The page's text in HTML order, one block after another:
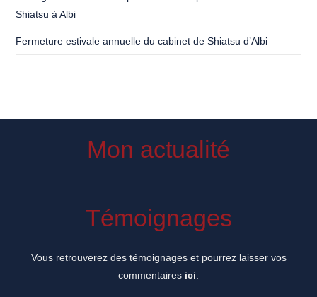
Shiatsu à Albi
Fermeture estivale annuelle du cabinet de Shiatsu d’Albi
Mon actualité
Témoignages
Vous retrouverez des témoignages et pourrez laisser vos
commentaires ici